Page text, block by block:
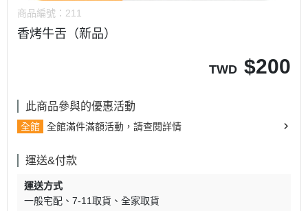
商品編號： 211
香烤牛舌（新品）
TWD $200
此商品參與的優惠活動
全館 全館滿件滿額活動，請查閱詳情
運送&付款
運送方式
一般宅配
7-11取貨
全家取貨